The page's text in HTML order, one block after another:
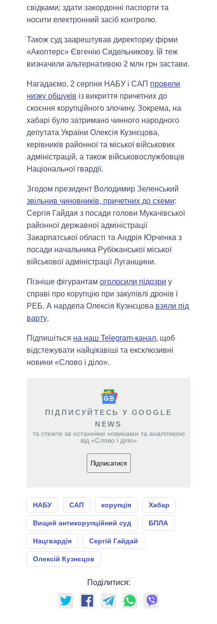
свідками; здати закордонні паспорти та
носити електронний засіб контролю.
Також суд заарештував директорку фірми
«Акоптерс» Євгенію Сидельникову. Їй теж
визначили альтернативою 2 млн грн застави.
Нагадаємо, 2 серпня НАБУ і САП провели
низку обшуків із викриття причетних до
скоєння корупційного злочину. Зокрема, на
хабарі було затримано чинного народного
депутата України Олексія Кузнєцова,
керівників районної та міської військових
адміністрацій, а також військовослужбовців
Національної гвардії.
Згодом президент Володимир Зеленський
звільнив чиновників, причетних до схеми:
Сергія Гайдая з посади голови Мукачівської
районної державної адміністрації
Закарпатської області та Андрія Юрченка з
посади начальника Рубіжанської міської
військової адміністрації Луганщини.
Пізніше фігурантам оголосили підозри у
справі про корупцію при закупівлі дронів і
РЕБ. А нардепа Олексія Кузнєцова взяли під
варту.
Підпишіться на наш Telegram-канал, щоб
відстежувати найцікавіші та ексклюзивні
новини «Слово і діло».
ПІДПИСУЙТЕСЬ У GOOGLE
NEWS
та стежте за останніми новинами та аналітикою
від «Слово і діло»
Підписатися
НАБУ САП корупція Хабар
Вищий антикорупційний суд БПЛА
Нацгвардія Сергій Гайдай
Олексій Кузнєцов
Поділитися: